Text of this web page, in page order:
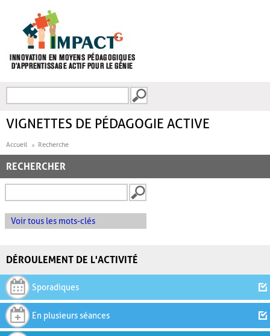
FORMULAIRE DE
VIGNETTES DE PÉDAGOGIE ACTIVE
Accueil Recherche
RECHERCHER
Voir tous les mots-clés
DÉROULEMENT DE L'ACTIVITÉ
Sporadiques
En plusieurs séances